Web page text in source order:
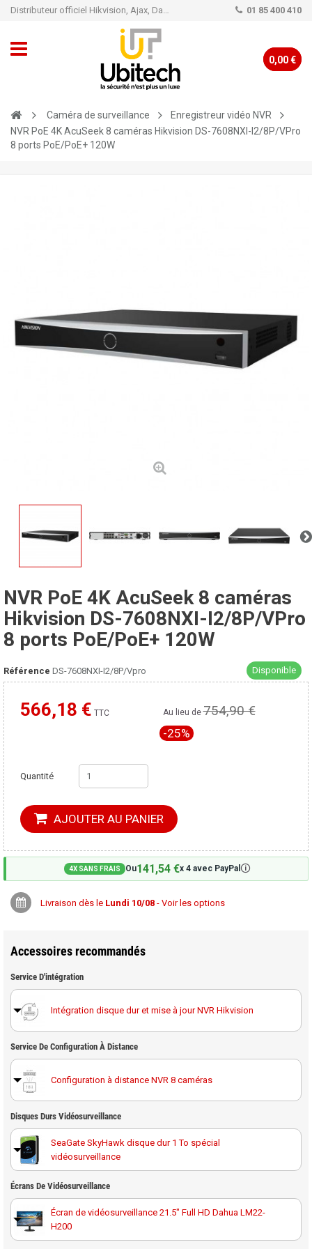
Distributeur officiel Hikvision, Ajax, Dahua, TP-Link - Caméra de vidéo surveillance - Alarme 01 85 400 410
0,00 €
Caméra de surveillance
Enregistreur vidéo NVR
NVR PoE 4K AcuSeek 8 caméras Hikvision DS-7608NXI-I2/8P/VPro
8 ports PoE/PoE+ 120W
NVR PoE 4K AcuSeek 8 caméras
Hikvision DS-7608NXI-I2/8P/VPro
8 ports PoE/PoE+ 120W
Référence DS-7608NXI-I2/8P/Vpro Disponible
566,18 € TTC
Moins cher ailleurs ? Au lieu de754,90 €
-25%
Quantité
AJOUTER AU PANIER
4X SANS FRAIS Ou141,54 €x 4 avec PayPal🛈
Livraison dès le Lundi 10/08 - Voir les options
Accessoires recommandés
Service D'intégration
Intégration disque dur et mise à jour NVR Hikvision
Service De Configuration À Distance
Configuration à distance NVR 8 caméras
Disques Durs Vidéosurveillance
SeaGate SkyHawk disque dur 1 To spécial
vidéosurveillance
Disque dur 1 To spécial vidéosurveillance Western
Digital Purple
SeaGate SkyHawk disque dur 2 To spécial
vidéosurveillance
Écrans De Vidéosurveillance
Écran de vidéosurveillance 21.5" Full HD Dahua LM22-
H200